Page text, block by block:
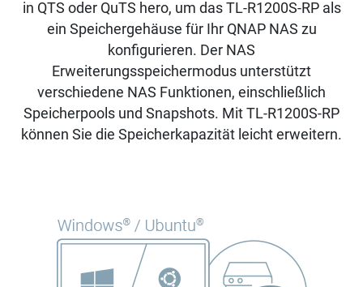
in QTS oder QuTS hero, um das TL-R1200S-RP als
ein Speichergehäuse für Ihr QNAP NAS zu
konfigurieren. Der NAS
Erweiterungsspeichermodus unterstützt
verschiedene NAS Funktionen, einschließlich
Speicherpools und Snapshots. Mit TL-R1200S-RP
können Sie die Speicherkapazität leicht erweitern.